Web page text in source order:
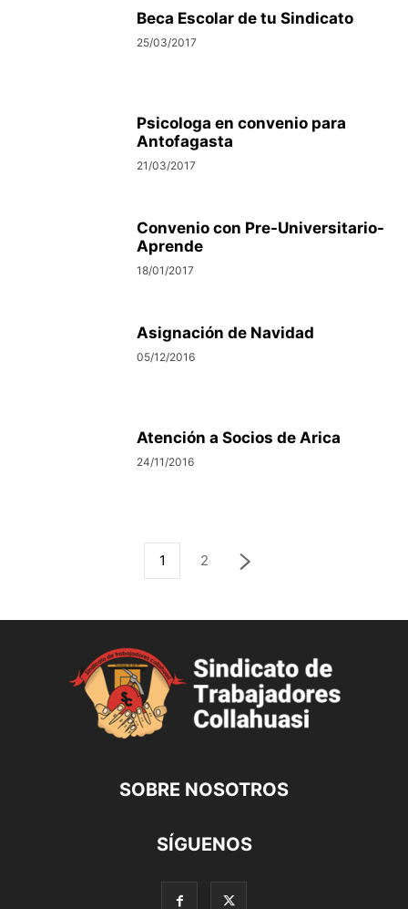
Beca Escolar de tu Sindicato
25/03/2017
Psicologa en convenio para
Antofagasta
21/03/2017
Convenio con Pre-Universitario-
Aprende
18/01/2017
Asignación de Navidad
05/12/2016
Atención a Socios de Arica
24/11/2016
1 2
SOBRE NOSOTROS
SÍGUENOS